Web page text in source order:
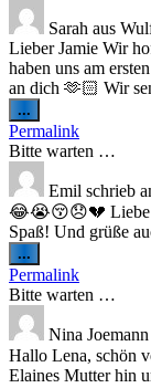
Sarah aus
Lieber Jamie Wir
haben uns am
an dich 🫶🏻 Wir
...
Metabox
ein-/ausblenden.
Permalink
Bitte warten …
Emil schrieb
😂😭😚😞💔 Liebe
Spaß! Und grüße
...
Metabox
ein-/ausblenden.
Permalink
Bitte warten …
Nina Joemann
Hallo Lena, schön
Elaines Mutter hin